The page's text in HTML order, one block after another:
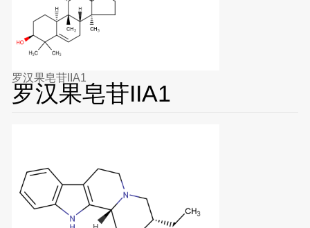
罗汉果皂苷IIA1
罗汉果皂苷IIA1